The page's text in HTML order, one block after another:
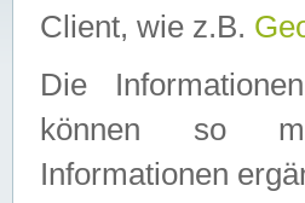
Client, wie z.B.
Die
können so
Informationen